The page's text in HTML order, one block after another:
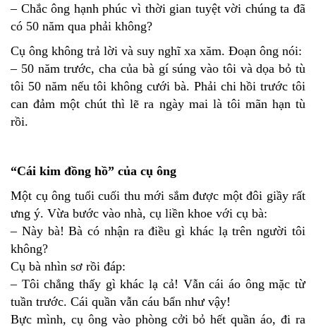
– Chắc ông hạnh phúc vì thời gian tuyệt vời chúng ta đã
có 50 năm qua phải không?
Cụ ông không trả lời và suy nghĩ xa xăm. Đoạn ông nói:
– 50 năm trước, cha của bà gí súng vào tôi và dọa bỏ tù
tôi 50 năm nếu tôi không cưới bà. Phải chi hồi trước tôi
can đảm một chút thì lẽ ra ngày mai là tôi mãn hạn tù
rồi.
“Cái kim đồng hồ” của cụ ông
Một cụ ông tuổi cuối thu mới sắm được một đôi giầy rất
ưng ý. Vừa bước vào nhà, cụ liền khoe với cụ bà:
– Này bà! Bà có nhận ra điều gì khác lạ trên người tôi
không?
Cụ bà nhìn sơ rồi đáp:
– Tôi chẳng thấy gì khác lạ cả! Vẫn cái áo ông mặc từ
tuần trước. Cái quần vẫn cáu bẩn như vậy!
Bực mình, cụ ông vào phòng cởi bỏ hết quần áo, đi ra